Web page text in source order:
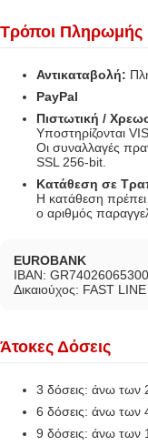
Τρόποι Πληρωμής
Αντικαταβολή:
PayPal
Πιστωτική /
Υποστηρίζονται
Οι συναλλαγές
SSL 256-bit.
Κατάθεση σε
Η κατάθεση πρέπει
ο αριθμός
EUROBANK
IBAN:
Δικαιούχος: FAST
Άτοκες Δόσεις
3 δόσεις: άνω των
6 δόσεις: άνω των
9 δόσεις: άνω των